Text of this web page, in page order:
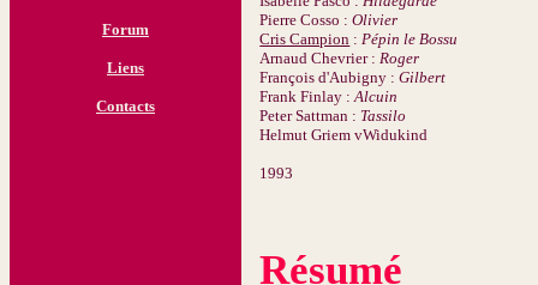
Forum
Liens
Contacts
Pierre Cosso :Olivier
Cris Campion :Pépin le Bossu
Arnaud Chevrier :Roger
François d'Aubigny :Gilbert
Frank Finlay :Alcuin
Peter Sattman : Tassilo
Helmut Griem vWidukind
1993
Résumé